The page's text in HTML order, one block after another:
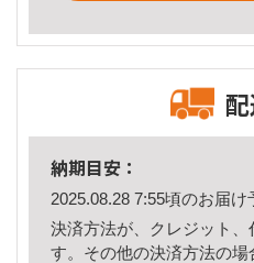
納期目安：
2025.08.28 7:55頃のお届け
決済方法が、クレジット、
す。その他の決済方法の場